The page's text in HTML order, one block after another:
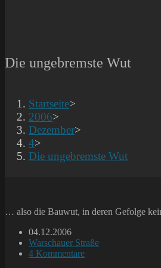
Die ungebremste Wut
Startseite>
2006>
Dezember>
4>
Die ungebremste Wut
… also die Bauwut, in deren Gefolge
Beitrag
veröffentlicht:
04.12.2006
Beitrags-
Kategorie:
Warschauer Straße
Beitrags-
4 Kommentare